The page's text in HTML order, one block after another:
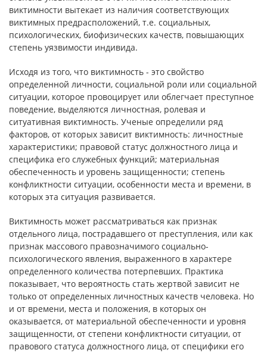
виктимности вытекает из наличия соответствующих
виктимных предрасположений, т.е. социальных,
психологических, биофизических качеств, повышающих
степень уязвимости индивида.
Исходя из того, что виктимность - это свойство
определенной личности, социальной роли или социальной
ситуации, которое провоцирует или облегчает преступное
поведение, выделяются личностная, ролевая и
ситуативная виктимность. Ученые определили ряд
факторов, от которых зависит виктимность: личностные
характеристики; правовой статус должностного лица и
специфика его служебных функций; материальная
обеспеченность и уровень защищенности; степень
конфликтности ситуации, особенности места и времени, в
которых эта ситуация развивается.
Виктимность может рассматриваться как признак
отдельного лица, пострадавшего от преступления, или как
признак массового правозначимого социально-
психологического явления, выраженного в характере
определенного количества потерпевших. Практика
показывает, что вероятность стать жертвой зависит не
только от определенных личностных качеств человека. Но
и от времени, места и положения, в которых он
оказывается, от материальной обеспеченности и уровня
защищенности, от степени конфликтности ситуации, от
правового статуса должностного лица, от специфики его